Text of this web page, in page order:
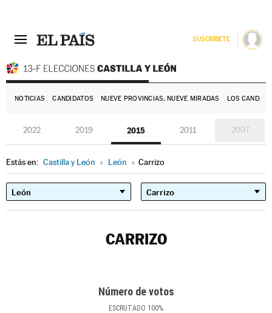
SUSCRÍBETE
NOTICIAS CANDIDATOS NUEVE PROVINCIAS, NUEVE MIRADAS LOS
2022 2019 2015 2011 2007
Estás en: Castilla y León » León » Carrizo
CARRIZO
Número de votos
ESCRUTADO 100%